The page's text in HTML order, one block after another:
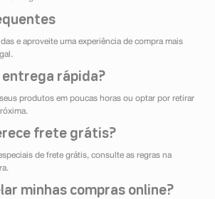
e aproveite uma experiência de compra mais
entrega rápida?
produtos em poucas horas ou optar por retirar
frete grátis?
de frete grátis, consulte as regras na
minhas compras online?